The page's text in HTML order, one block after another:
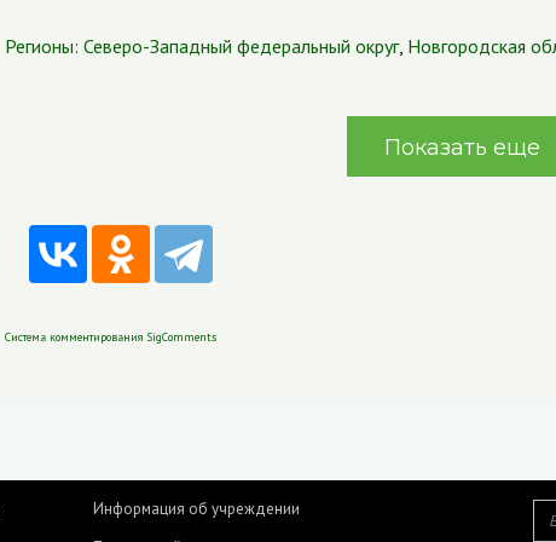
Регионы: Северо-Западный федеральный округ, Новгородская
Показать еще
Система комментирования SigComments
Информация об учреждении